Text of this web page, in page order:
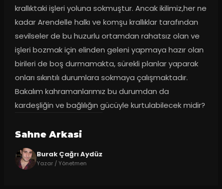
krallıktaki işleri yoluna sokmuştur. Ancak ikilimiz,her ne
kadar Arendelle halkı ve komşu krallıklar tarafından
sevilseler de bu huzurlu ortamdan rahatsız olan ve
işleri bozmak için elinden geleni yapmaya hazır olan
birileri de boş durmamakta, sürekli planlar yaparak
onları sıkıntılı durumlara sokmaya çalışmaktadır.
Bakalım kahramanlarımız bu durumdan da
kardeşliğin ve bağlılığın gücüyle kurtulabilecek midir?
Sahne Arkasi
Burak Çağrı Aydüz
Yazar / Yönetmen